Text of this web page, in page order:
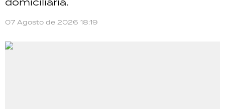
07 Agosto de 2026 18:19